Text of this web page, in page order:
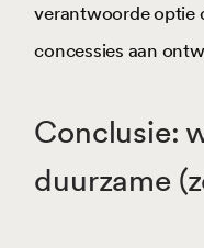
verantwoorde optie
concessies aan
Conclusie:
duurzame